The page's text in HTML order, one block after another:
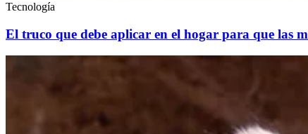
Tecnología
El truco que debe aplicar en el hogar para que las